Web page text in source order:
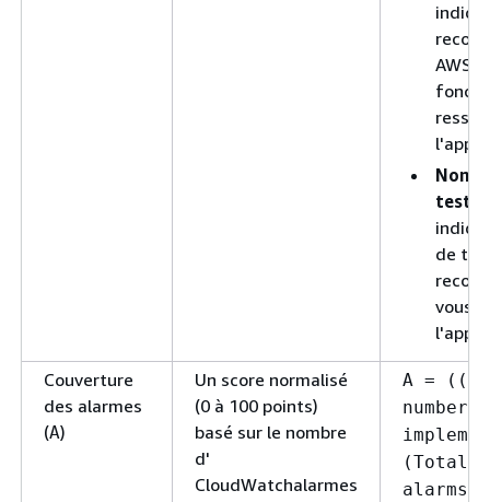
AWS
tests
de
vous
Couverture
des alarmes
(A)
Un score normalisé
(0 à 100 points)
basé sur le nombre
d'
CloudWatchalarmes
A =
number
(Total
alarms